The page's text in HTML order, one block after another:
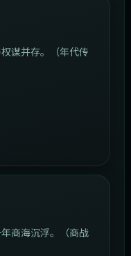
谋并存。（年代传
商海沉浮。（商战